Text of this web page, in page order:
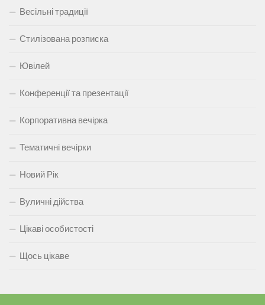
Весільні традиції
Стилізована розписка
Ювілей
Конференції та презентації
Корпоративна вечірка
Тематичні вечірки
Новий Рік
Вуличні дійства
Цікаві особистості
Щось цікаве